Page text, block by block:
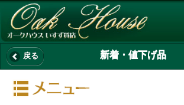
新着・値下げ品
戻る